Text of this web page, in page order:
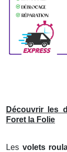
Découvrir les
Foret la Folie
Les volets